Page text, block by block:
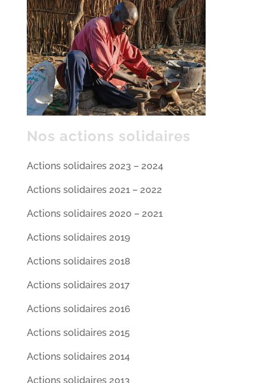
Nos actions solidaires
Actions solidaires 2023 – 2024
Actions solidaires 2021 – 2022
Actions solidaires 2020 – 2021
Actions solidaires 2019
Actions solidaires 2018
Actions solidaires 2017
Actions solidaires 2016
Actions solidaires 2015
Actions solidaires 2014
Actions solidaires 2013